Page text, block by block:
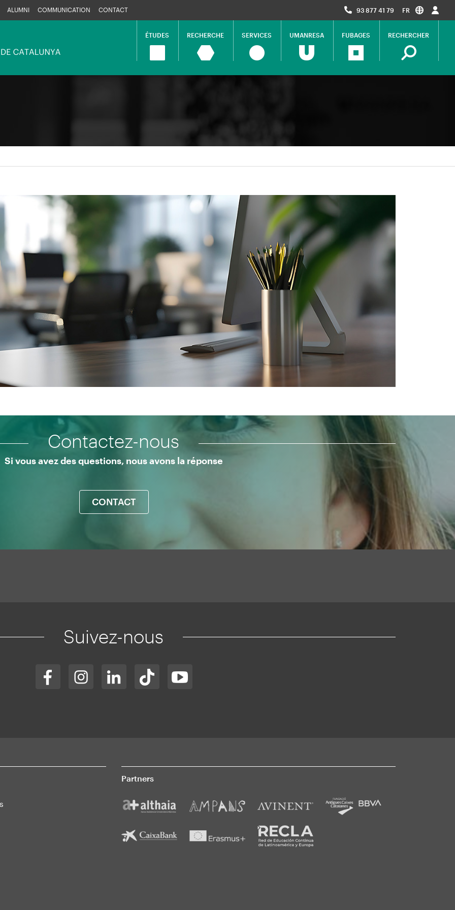
ALUMNI COMMUNICATION CONTACT 93 877 41 79 FR
Navegació
ÉTUDES RECHERCHE SERVICES UMANRESA FUBAGES RECHERCHER
Contactez-nous
Si vous avez des questions, nous avons la réponse
CONTACT
Suivez-nous
Partners